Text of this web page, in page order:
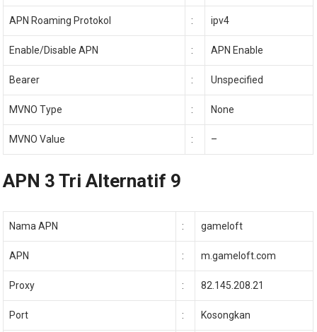
APN Roaming Protokol : ipv4
Enable/Disable APN : APN Enable
Bearer : Unspecified
MVNO Type : None
MVNO Value : –
APN 3 Tri Alternatif 9
Nama APN : gameloft
APN : m.gameloft.com
Proxy : 82.145.208.21
Port : Kosongkan